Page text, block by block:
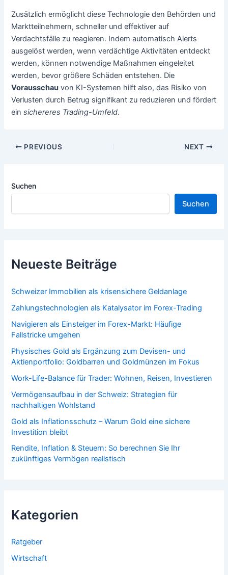
Zusätzlich ermöglicht diese Technologie den Behörden und
Marktteilnehmern, schneller und effektiver auf
Verdachtsfälle zu reagieren. Indem automatisch Alerts
ausgelöst werden, wenn verdächtige Aktivitäten entdeckt
werden, können notwendige Maßnahmen eingeleitet
werden, bevor größere Schäden entstehen. Die
Vorausschau von KI-Systemen hilft also, das Risiko von
Verlusten durch Betrug signifikant zu reduzieren und fördert
einsichereres Trading-Umfeld.
Post
PREVIOUS NEXT
Suchen
Suchen
Neueste Beiträge
Schweizer Immobilien als krisensichere Geldanlage
Zahlungstechnologien als Katalysator im Forex-Trading
Navigieren als Einsteiger im Forex-Markt: Häufige
Fallstricke umgehen
Physisches Gold als Ergänzung zum Devisen- und
Aktienportfolio: Goldbarren und Goldmünzen im Fokus
Work-Life-Balance für Trader: Wohnen, Reisen, Investieren
Vermögensaufbau in der Schweiz: Strategien für
nachhaltigen Wohlstand
Gold als Inflationsschutz – Warum Gold eine sichere
Investition bleibt
Rendite, Inflation & Steuern: So berechnen Sie Ihr
zukünftiges Vermögen realistisch
Kategorien
Ratgeber
Wirtschaft